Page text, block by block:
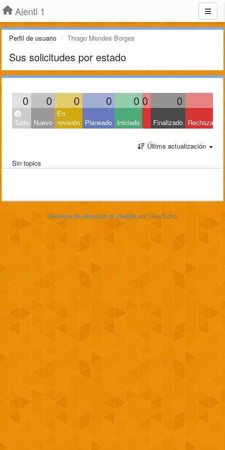
Ajenti 1
Perfil de usuario Thiago Mendes Borges
Sus solicitudes por estado
0 0 0 0 0 0 0
Todo Nuevo
En
revisión Planeado Iniciado Finalizado Rechazado
Última actualización
Sin topics
Servicio de atención al cliente por UserEcho